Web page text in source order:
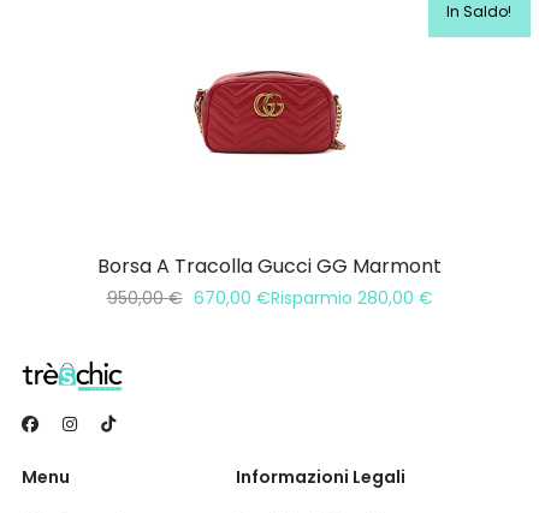
In Saldo!
Borsa A Tracolla Gucci GG Marmont
950,00€ 670,00 €Risparmio 280,00 €
Menu Informazioni Legali